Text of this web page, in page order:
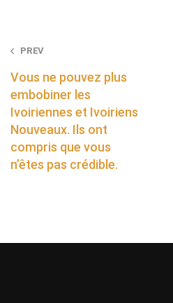
Post
navigation
PREV
Vous ne pouvez plus
embobiner les
Ivoiriennes et Ivoiriens
Nouveaux. Ils ont
compris que vous
n’êtes pas crédible.